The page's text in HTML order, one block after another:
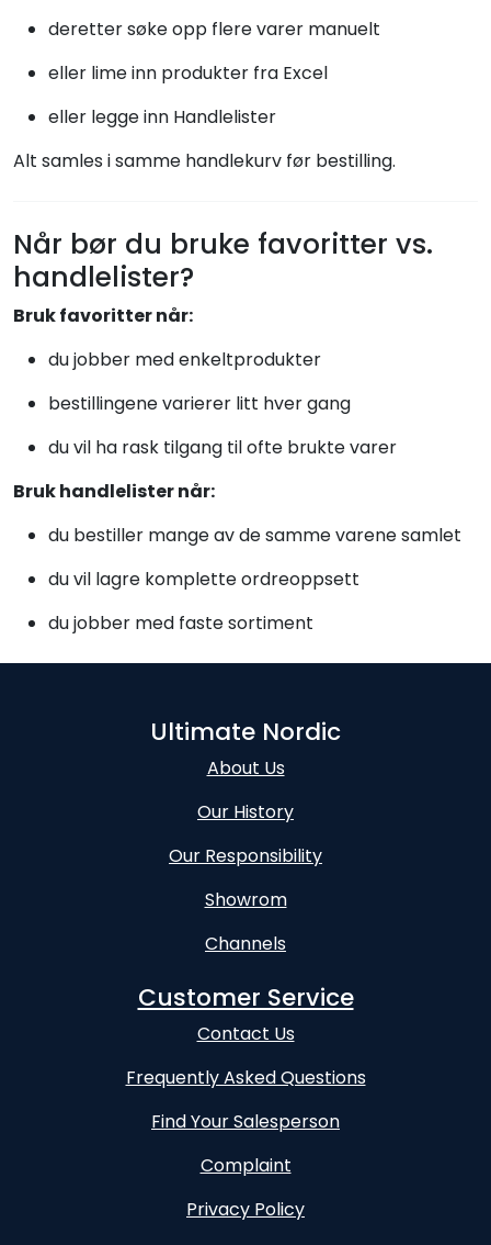
deretter søke opp flere varer manuelt
eller lime inn produkter fra Excel
eller legge inn Handlelister
Alt samles i samme handlekurv før bestilling.
Når bør du bruke favoritter vs.
handlelister?
Bruk favoritter når:
du jobber med enkeltprodukter
bestillingene varierer litt hver gang
du vil ha rask tilgang til ofte brukte varer
Bruk handlelister når:
du bestiller mange av de samme varene samlet
du vil lagre komplette ordreoppsett
du jobber med faste sortiment
Ultimate Nordic
About Us
Our History
Our Responsibility
Showrom
Channels
Customer Service
Contact Us
Frequently Asked Questions
Find Your Salesperson
Complaint
Privacy Policy